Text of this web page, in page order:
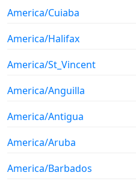
America/Cuiaba
America/Halifax
America/St_Vincent
America/Anguilla
America/Antigua
America/Aruba
America/Barbados